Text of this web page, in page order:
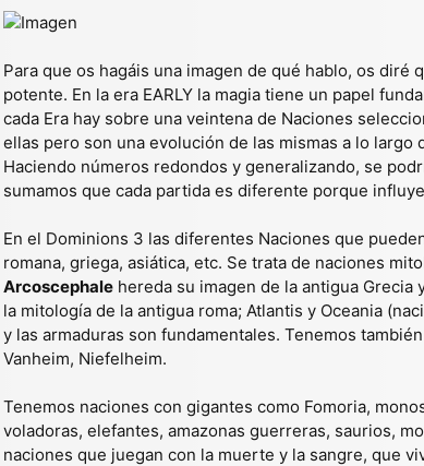
Para que os hagáis una imagen de qué hablo, os diré
potente. En la era EARLY la magia tiene un papel
cada Era hay sobre una veintena de Naciones
ellas pero son una evolución de las mismas a lo
Haciendo números redondos y generalizando, se
sumamos que cada partida es diferente porque
En el Dominions 3 las diferentes Naciones que
romana, griega, asiática, etc. Se trata de naciones
Arcoscephale hereda su imagen de la antigua
la mitología de la antigua roma; Atlantis y Oceania
y las armaduras son fundamentales. Tenemos
Vanheim, Niefelheim.
Tenemos naciones con gigantes como Fomoria,
voladoras, elefantes, amazonas guerreras, saurios,
naciones que juegan con la muerte y la sangre, que